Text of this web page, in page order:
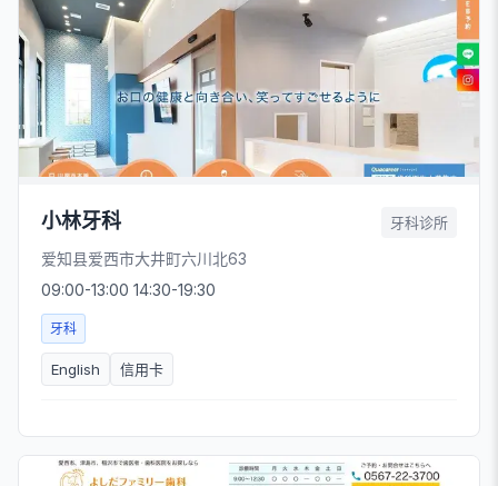
小林牙科 牙科诊所
爱知县爱西市大井町六川北63
09:00-13:00 14:30-19:30
牙科
English 信用卡